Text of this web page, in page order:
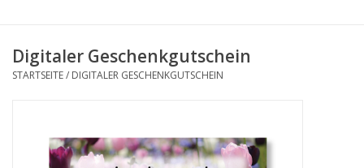
Frühjahrsblüher
Herbstblüher
Digitaler Geschenkgutschein
STARTSEITE/ DIGITALER GESCHENKGUTSCHEIN